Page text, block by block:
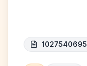
1027540695